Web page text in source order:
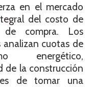
en el mercado
del costo de
compra. Los
cuotas de
energético,
de la construcción
de tomar una